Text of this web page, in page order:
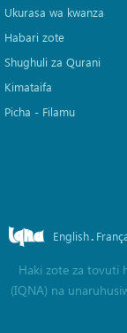
Ukurasa wa kwanza
Habari zote
Shughuli za Qurani
Kimataifa
Picha‎ - Filamu‎
English.
Haki zote za tovuti
(IQNA) na